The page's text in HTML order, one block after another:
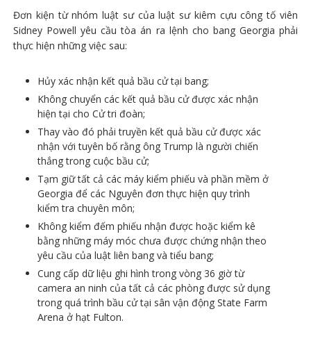
Đơn kiện từ nhóm luật sư của luật sư kiêm cựu công tố viên
Sidney Powell yêu cầu tòa án ra lệnh cho bang Georgia phải
thực hiện những việc sau:
Hủy xác nhận kết quả bầu cử tại bang;
Không chuyển các kết quả bầu cử được xác nhận
hiện tại cho Cử tri đoàn;
Thay vào đó phải truyền kết quả bầu cử được xác
nhận với tuyên bố rằng ông Trump là người chiến
thắng trong cuộc bầu cử;
Tạm giữ tất cả các máy kiểm phiếu và phần mềm ở
Georgia để các Nguyên đơn thực hiện quy trình
kiểm tra chuyên môn;
Không kiểm đếm phiếu nhận được hoặc kiểm kê
bằng những máy móc chưa được chứng nhận theo
yêu cầu của luật liên bang và tiểu bang;
Cung cấp dữ liệu ghi hình trong vòng 36 giờ từ
camera an ninh của tất cả các phòng được sử dụng
trong quá trình bầu cử tại sân vận động State Farm
Arena ở hạt Fulton.